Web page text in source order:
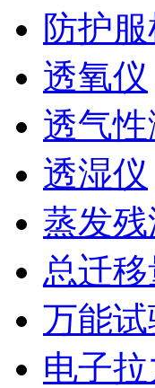
防护
透氧仪
透气
透湿仪
蒸发
总迁
万能
电子